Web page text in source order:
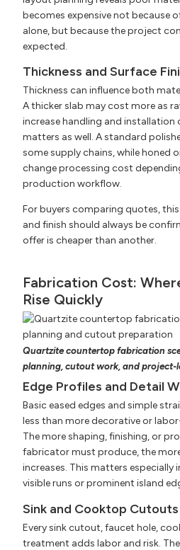
becomes expensive not because
alone, but because the project
expected.
Thickness and Surface
Thickness can influence both
A thicker slab may cost more as
increase handling and installation
matters as well. A standard
some supply chains, while honed
change processing cost
production workflow.
For buyers comparing quotes,
and finish should always be
offer is cheaper than another.
Fabrication Cost:
Rise Quickly
Quartzite countertop fabrication
planning, cutout work, and project-
Edge Profiles and Detail
Basic eased edges and simple
less than more decorative or
The more shaping, finishing, or
fabricator must produce, the
increases. This matters especially
visible runs or prominent island
Sink and Cooktop Cutouts
Every sink cutout, faucet hole,
treatment adds labor and risk.